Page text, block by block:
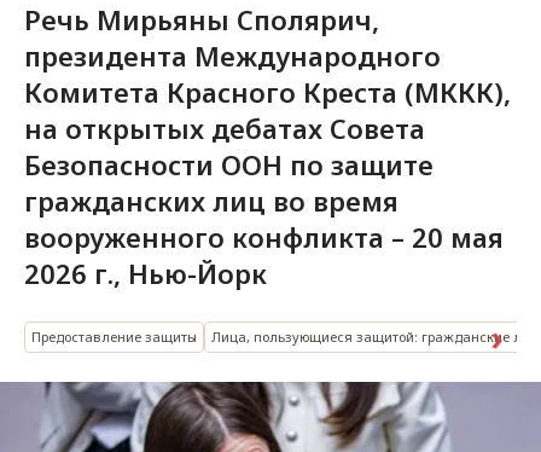
Речь Мирьяны Сполярич,
президента Международного
Комитета Красного Креста (МККК),
на открытых дебатах Совета
Безопасности ООН по защите
гражданских лиц во время
вооруженного конфликта – 20 мая
2026 г., Нью-Йорк
Предоставление защиты Лица, пользующиеся защитой: гражданские